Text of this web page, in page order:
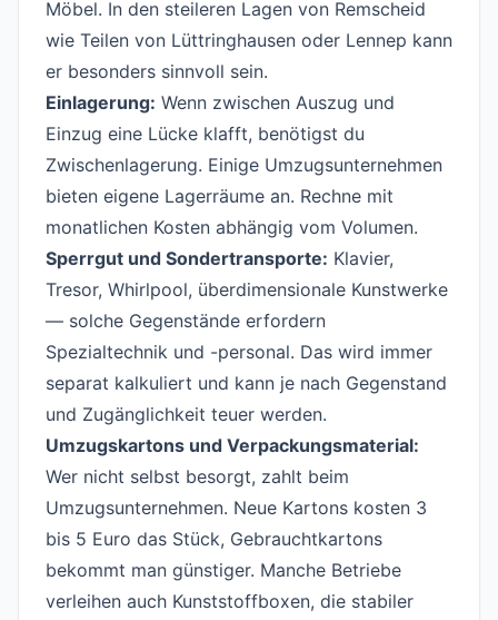
Möbel. In den steileren Lagen von Remscheid
wie Teilen von Lüttringhausen oder Lennep kann
er besonders sinnvoll sein.
Einlagerung: Wenn zwischen Auszug und
Einzug eine Lücke klafft, benötigst du
Zwischenlagerung. Einige Umzugsunternehmen
bieten eigene Lagerräume an. Rechne mit
monatlichen Kosten abhängig vom Volumen.
Sperrgut und Sondertransporte: Klavier,
Tresor, Whirlpool, überdimensionale Kunstwerke
— solche Gegenstände erfordern
Spezialtechnik und -personal. Das wird immer
separat kalkuliert und kann je nach Gegenstand
und Zugänglichkeit teuer werden.
Umzugskartons und Verpackungsmaterial:
Wer nicht selbst besorgt, zahlt beim
Umzugsunternehmen. Neue Kartons kosten 3
bis 5 Euro das Stück, Gebrauchtkartons
bekommt man günstiger. Manche Betriebe
verleihen auch Kunststoffboxen, die stabiler